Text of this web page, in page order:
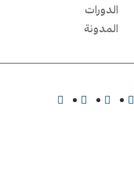
الدورات
المدونة